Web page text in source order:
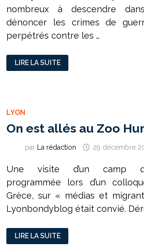
nombreux à descendre
dénoncer les crimes de
perpétrés contre les …
UNE
MOBILISATION
TOUJOURS
LIRE LA SUITE
LYON
On est allés au Zoo
par La rédaction 29 décembre
Une visite d’un camp
programmée lors d’un
Grèce, sur « médias et
Lyonbondyblog était convié.
ON
EST
ALLÉS
LIRE LA SUITE